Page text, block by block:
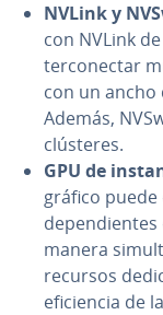
NVLink y
con NVLink
te­r­co­ne­c­tar
con un ancho
Además,
clústeres.
GPU de
gráfico
de­pe­n­die­n­tes
manera
recursos
efi­cie­n­cia de